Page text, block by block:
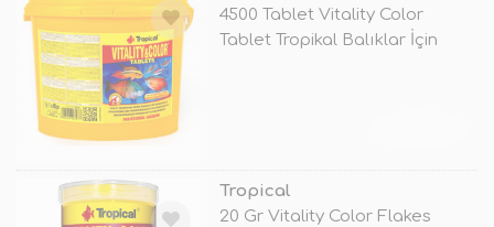
4500 Tablet Vitality Color
Tablet Tropikal Balıklar İçin
Tropical
20 Gr Vitality Color Flakes